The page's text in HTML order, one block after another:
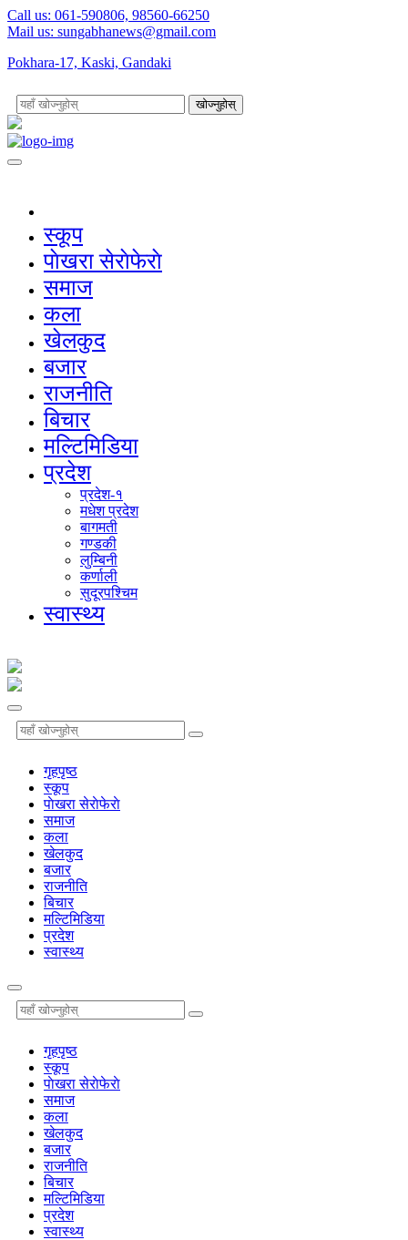
Call us: 061-590806, 98560-66250
Mail us: sungabhanews@gmail.com
Pokhara-17, Kaski, Gandaki
खोज्नुहोस्
स्कूप
पाेखरा सेराेफेराे
समाज
कला
खेलकुद
बजार
राजनीति
बिचार
मल्टिमिडिया
प्रदेश
प्रदेश-१
मधेश प्रदेश
बागमती
गण्डकी
लुम्बिनी
कर्णाली
सुदूरपश्चिम
स्वास्थ्य
गृहपृष्‍ठ
स्कूप
पाेखरा सेराेफेराे
समाज
कला
खेलकुद
बजार
राजनीति
बिचार
मल्टिमिडिया
प्रदेश
स्वास्थ्य
गृहपृष्‍ठ
स्कूप
पाेखरा सेराेफेराे
समाज
कला
खेलकुद
बजार
राजनीति
बिचार
मल्टिमिडिया
प्रदेश
स्वास्थ्य